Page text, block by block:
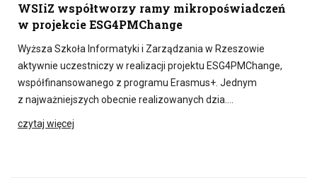
WSIiZ współtworzy ramy mikropoświadczeń
w projekcie ESG4PMChange
Wyższa Szkoła Informatyki i Zarządzania w Rzeszowie
aktywnie uczestniczy w realizacji projektu ESG4PMChange,
współfinansowanego z programu Erasmus+. Jednym
z najważniejszych obecnie realizowanych dzia….
czytaj więcej